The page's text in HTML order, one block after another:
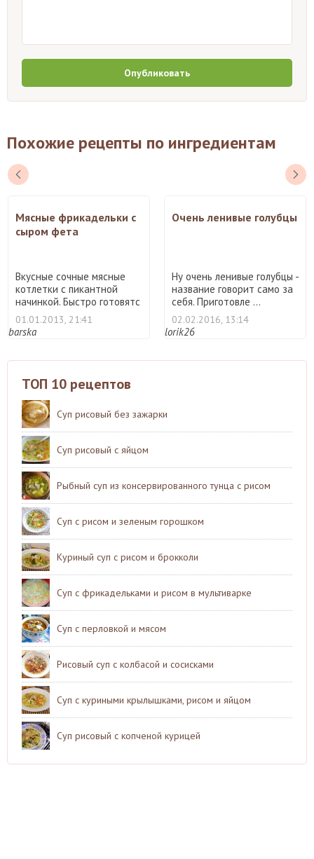
Опубликовать
Похожие рецепты по ингредиентам
Мясные фрикадельки с
сыром фета
Вкусные сочные мясные
котлетки с пикантной
начинкой. Быстро готовятс
...
01.01.2013, 21:41
barska
Очень ленивые голубцы
Ну очень ленивые голубцы -
название говорит само за
себя. Приготовле ...
02.02.2016, 13:14
lorik26
ТОП 10 рецептов
Суп рисовый без зажарки
Суп рисовый с яйцом
Рыбный суп из консервированного тунца с рисом
Суп с рисом и зеленым горошком
Куриный суп с рисом и брокколи
Суп с фрикадельками и рисом в мультиварке
Суп с перловкой и мясом
Рисовый суп с колбасой и сосисками
Суп с куриными крылышками, рисом и яйцом
Суп рисовый с копченой курицей